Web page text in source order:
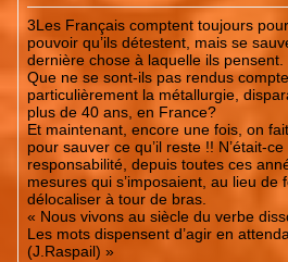
3Les Français comptent toujours
pouvoir qu’ils détestent, mais se
dernière chose à laquelle ils pensent.
Que ne se sont-ils pas rendus
particulièrement la métallurgie,
plus de 40 ans, en France?
Et maintenant, encore une fois, on
pour sauver ce qu’il reste !! N’était-
responsabilité, depuis toutes ces
mesures qui s’imposaient, au lieu de
délocaliser à tour de bras.
« Nous vivons au siècle du verbe
Les mots dispensent d’agir en
(J.Raspail) »